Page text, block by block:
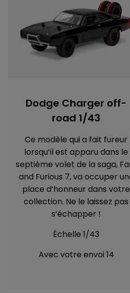
Dodge Charger off-
road 1/43
Ce modèle qui a fait fureur
lorsqu’il est apparu dans le
septième volet de la saga,
and Furious 7, va occuper
place d’honneur dans votre
collection. Ne le laissez pas
s’échapper !
Échelle 1/43
Avec votre envoi 14